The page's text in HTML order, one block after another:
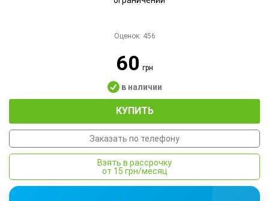
Оценок: 456
60грн
в наличии
КУПИТЬ
Заказать по телефону
Взять в рассрочку
от 15 грн/месяц